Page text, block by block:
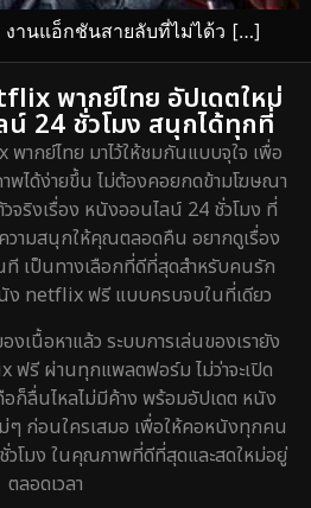
งานแอ็กชันสายลับที่ไม่ได้ว […]
พากย์ไทย อัปเดตใหม่
24 ชั่วโมง สนุกได้ทุกที่
ากย์ไทย มาไว้ให้ชมกันแบบจุใจ เพื่อ
พได้ง่ายขึ้น ไม่ต้องคอยกดข้ามโฆษณา
วจริงเรื่อง หนังออนไลน์ 24 ชั่วโมง ที่
ามสนุกให้คุณตลอดคืน อยากดูเรื่อง
ที เป็นทางเลือกที่ดีที่สุดสำหรับคนรัก
ง netflix ฟรี แบบครบจบในที่เดียว
เนื้อหาแล้ว ระบบการเล่นของเรายัง
ฟรี ผ่านทุกแพลตฟอร์ม ไม่ว่าจะเปิด
ก็ลื่นไหลไม่มีค้าง พร้อมอัปเดต หนัง
ๆ ก่อนใครเสมอ เพื่อให้คอหนังทุกคน
โมง ในคุณภาพที่ดีที่สุดและสดใหม่อยู่
ตลอดเวลา